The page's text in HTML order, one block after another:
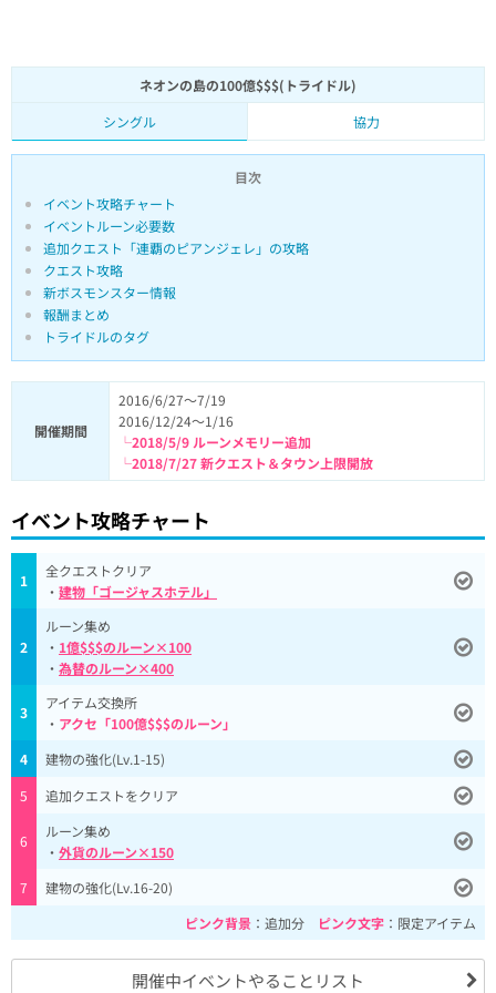
ネオンの島の100億$$$(トライドル)
シングル
協力
目次
イベント攻略チャート
イベントルーン必要数
追加クエスト「連覇のピアンジェレ」の攻略
クエスト攻略
新ボスモンスター情報
報酬まとめ
トライドルのタグ
開催期間
2016/6/27～7/19
2016/12/24～1/16
└2018/5/9 ルーンメモリー追加
└2018/7/27 新クエスト＆タウン上限開放
イベント攻略チャート
1
全クエストクリア
・ 建物「ゴージャスホテル」
2
ルーン集め
・ 1億$$$のルーン×100
・ 為替のルーン×400
3
アイテム交換所
・ アクセ「100億$$$のルーン」
4
建物の強化(Lv.1-15)
5
追加クエストをクリア
6
ルーン集め
・ 外貨のルーン×150
7
建物の強化(Lv.16-20)
ピンク背景 ：追加分 ピンク文字 ：限定アイテム
開催中イベントやることリスト